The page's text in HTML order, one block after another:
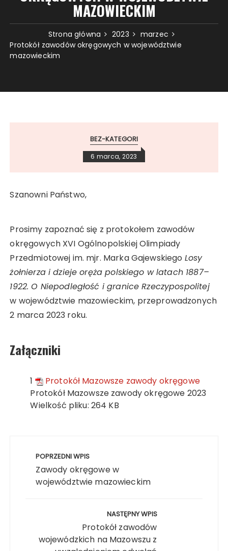
MAZOWIECKIM
Strona główna 2023
marzec
Protokół zawodów okręgowych w województwie
mazowieckim
BEZ-KATEGORI
6 marca, 2023
Szanowni Państwo,
Prosimy zapoznać się z protokołem zawodów
okręgowych XVI Ogólnopolskiej Olimpiady
Przedmiotowej im. mjr. Marka Gajewskiego Losy
żołnierza i dzieje oręża polskiego w latach 1887–
1922. O Niepodległość i granice Rzeczypospolitej
w województwie mazowieckim, przeprowadzonych
2 marca 2023 roku.
Załączniki
1
Protokół Mazowsze zawody okręgowe
Protokół Mazowsze zawody okręgowe 2023
Wielkość pliku: 264 KB
wpisuPOPRZEDNI WPIS
Zawody okręgowe w
województwie mazowieckim
NASTĘPNY WPIS
Protokół zawodów
wojewódzkich na Mazowszu z